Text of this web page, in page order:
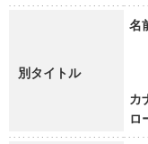
別タイトル
名
カ
ロ